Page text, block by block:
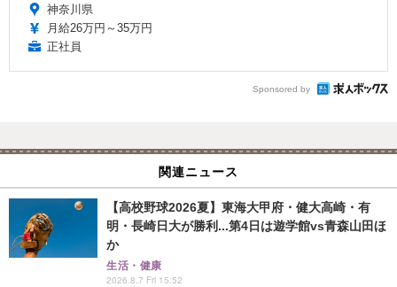
神奈川県
月給26万円～35万円
正社員
Sponsored by
関連ニュース
【高校野球2026夏】東海大甲府・健大高崎・有
明・長崎日大が勝利...第4日は遊学館vs青森山田ほ
か
生活・健康
2026.8.7 Fri 15:52